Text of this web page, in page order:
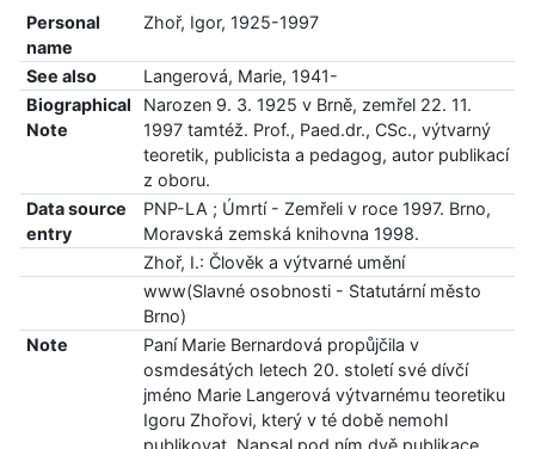
Personal
name
Zhoř, Igor, 1925-1997
See also
Langerová, Marie, 1941-
Biographical
Note
Narozen 9. 3. 1925 v Brně, zemřel 22. 11.
1997 tamtéž. Prof., Paed.dr., CSc., výtvarný
teoretik, publicista a pedagog, autor publikací
z oboru.
Data source
entry
PNP-LA ; Úmrtí - Zemřeli v roce 1997. Brno,
Moravská zemská knihovna 1998.
Zhoř, I.: Člověk a výtvarné umění
www(Slavné osobnosti - Statutární město
Brno)
Note
Paní Marie Bernardová propůjčila v
osmdesátých letech 20. století své dívčí
jméno Marie Langerová výtvarnému teoretiku
Igoru Zhořovi, který v té době nemohl
publikovat. Napsal pod ním dvě publikace